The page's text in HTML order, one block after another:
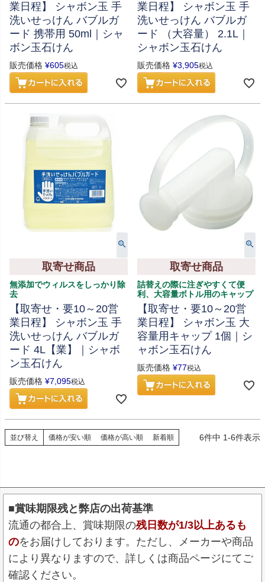
業日程】 シャボン玉 手
洗いせっけん バブルガ
ード 携帯用 50ml｜シャ
ボン玉石けん
販売価格 ¥605税込
業日程】 シャボン玉 手
洗いせっけん バブルガ
ード （大容量） 2.1L｜
シャボン玉石けん
販売価格 ¥3,905税込
取寄せ商品
無添加でウィルスをしっかり除
去
【取寄せ・要10～20営
業日程】 シャボン玉 手
洗いせっけん バブルガ
ード 4L【業】｜シャボ
ン玉石けん
販売価格 ¥7,095税込
取寄せ商品
詰替えの際に注ぎやすくて便
利、大容量ボトル用のキャップ
【取寄せ・要10～20営
業日程】 シャボン玉 大
容量用キャップ 1個｜シ
ャボン玉石けん
販売価格 ¥77税込
並び替え 価格が安い順 価格が高い順 新着順 6件中 1-6件表示
■賞味期限残と弊店の出荷基準
流通の都合上、賞味期限の残日数が1/3以上あるも
のをお届けしております。ただし、メーカーや商品
により異なりますので、詳しくは商品ページにてご
確認ください。